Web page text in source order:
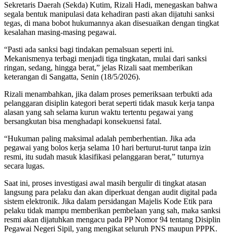
Sekretaris Daerah (Sekda) Kutim, Rizali Hadi, menegaskan bahwa
segala bentuk manipulasi data kehadiran pasti akan dijatuhi sanksi
tegas, di mana bobot hukumannya akan disesuaikan dengan tingkat
kesalahan masing-masing pegawai.
“Pasti ada sanksi bagi tindakan pemalsuan seperti ini.
Mekanismenya terbagi menjadi tiga tingkatan, mulai dari sanksi
ringan, sedang, hingga berat,” jelas Rizali saat memberikan
keterangan di Sangatta, Senin (18/5/2026).
Rizali menambahkan, jika dalam proses pemeriksaan terbukti ada
pelanggaran disiplin kategori berat seperti tidak masuk kerja tanpa
alasan yang sah selama kurun waktu tertentu pegawai yang
bersangkutan bisa menghadapi konsekuensi fatal.
“Hukuman paling maksimal adalah pemberhentian. Jika ada
pegawai yang bolos kerja selama 10 hari berturut-turut tanpa izin
resmi, itu sudah masuk klasifikasi pelanggaran berat,” tuturnya
secara lugas.
Saat ini, proses investigasi awal masih bergulir di tingkat atasan
langsung para pelaku dan akan diperkuat dengan audit digital pada
sistem elektronik. Jika dalam persidangan Majelis Kode Etik para
pelaku tidak mampu memberikan pembelaan yang sah, maka sanksi
resmi akan dijatuhkan mengacu pada PP Nomor 94 tentang Disiplin
Pegawai Negeri Sipil, yang mengikat seluruh PNS maupun PPPK.